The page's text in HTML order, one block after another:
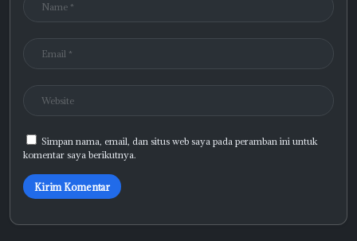
Simpan nama, email, dan situs web saya pada peramban ini untuk
komentar saya berikutnya.